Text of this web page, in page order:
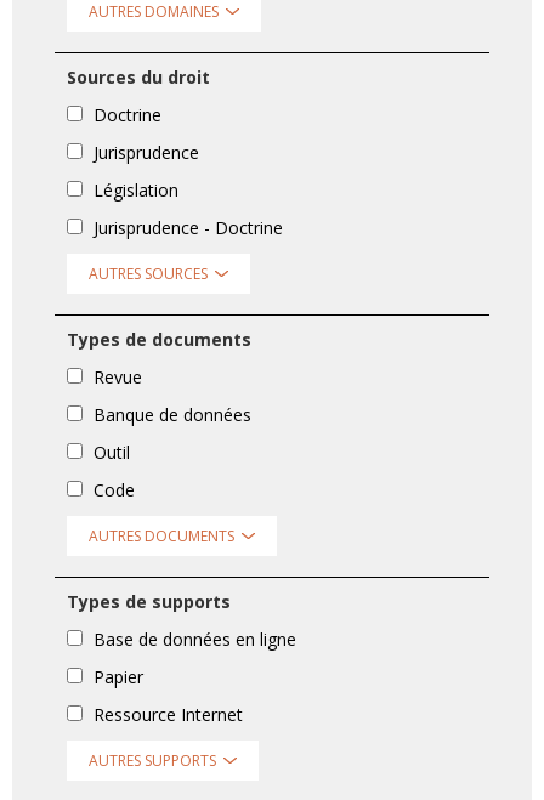
AUTRES DOMAINES
Sources du droit
Doctrine
Jurisprudence
Législation
Jurisprudence - Doctrine
AUTRES SOURCES
Types de documents
Revue
Banque de données
Outil
Code
AUTRES DOCUMENTS
Types de supports
Base de données en ligne
Papier
Ressource Internet
AUTRES SUPPORTS